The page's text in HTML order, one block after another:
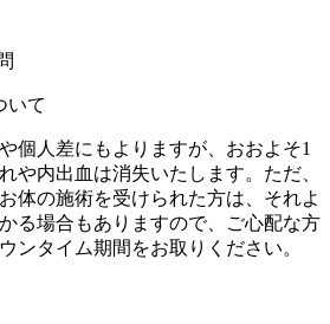
いて
個人差にもよりますが、おおよそ1
や内出血は消失いたします。ただ、
体の施術を受けられた方は、それよ
る場合もありますので、ご心配な方
ンタイム期間をお取りください。